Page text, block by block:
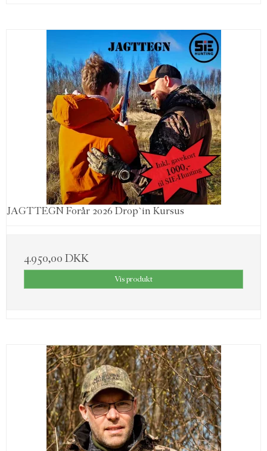
JAGTTEGN Forår 2026 Drop`in Kursus
4.950,00 DKK
Vis produkt